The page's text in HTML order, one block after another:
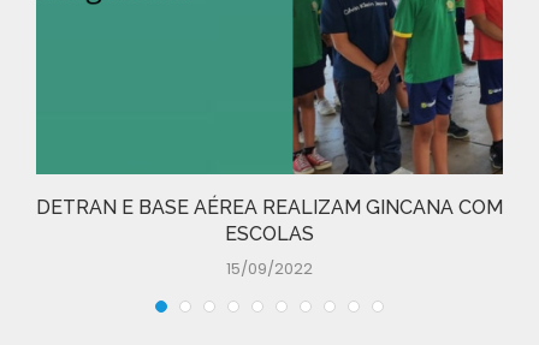
DETRAN E BASE AÉREA REALIZAM GINCANA COM
ESCOLAS
15/09/2022